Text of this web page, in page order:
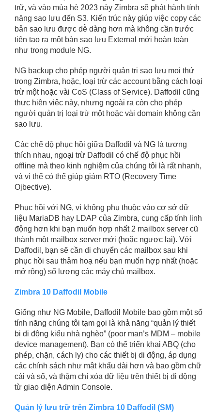
trữ, và vào mùa hè 2023 này Zimbra sẽ phát hành tính
năng sao lưu đến S3. Kiến trúc này giúp việc copy các
bản sao lưu được dễ dàng hơn mà không cần trước
tiên tạo ra một bản sao lưu External mới hoàn toàn
như trong module NG.
NG backup cho phép người quản trị sao lưu mọi thứ
trong Zimbra, hoặc, loại trừ các account bằng cách loại
trừ một hoặc vài CoS (Class of Service). Daffodil cũng
thực hiện việc này, nhưng ngoài ra còn cho phép
người quản trị loại trừ một hoặc vài domain không cần
sao lưu.
Các chế độ phục hồi giữa Daffodil và NG là tương
thích nhau, ngoại trừ Daffodil có chế độ phục hồi
offline mà theo kinh nghiệm của chúng tôi là rất nhanh,
và vì thế có thể giúp giảm RTO (Recovery Time
Ojbective).
Phục hồi với NG, vì không phụ thuộc vào cơ sở dữ
liệu MariaDB hay LDAP của Zimbra, cung cấp tính linh
động hơn khi bạn muốn hợp nhất 2 mailbox server cũ
thành một mailbox server mới (hoặc ngược lại). Với
Daffodil, bạn sẽ cần di chuyển các mailbox sau khi
phục hồi sau thảm hoạ nếu bạn muốn hợp nhất (hoặc
mở rộng) số lượng các máy chủ mailbox.
Zimbra 10 Daffodil Mobile
Giống như NG Mobile, Daffodil Mobile bao gồm một số
tính năng chúng tôi tạm gọi là khả năng “quản lý thiết
bị di động kiểu nhà nghèo” (poor man’s MDM – mobile
device management). Bạn có thể triển khai ABQ (cho
phép, chặn, cách ly) cho các thiết bị di động, áp dụng
các chính sách như mật khẩu dài hơn và bao gồm chữ
cái và số, và thậm chí xóa dữ liệu trên thiết bị di động
từ giao diện Admin Console.
Quản lý lưu trữ trên Zimbra 10 Daffodil (SM)